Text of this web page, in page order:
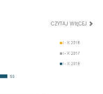
CZYTAJ WIĘCEJ